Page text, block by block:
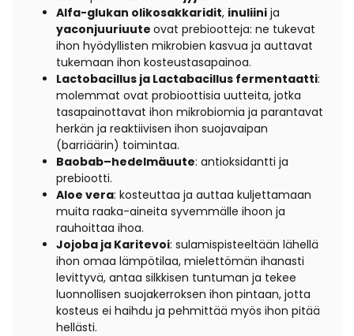
Alfa-glukan olikosakkaridit, inuliini ja
yaconjuuriuute ovat prebiootteja: ne tukevat
ihon hyödyllisten mikrobien kasvua ja auttavat
tukemaan ihon kosteustasapainoa.
Lactobacillus ja Lactabacillus fermentaatti:
molemmat ovat probioottisia uutteita, jotka
tasapainottavat ihon mikrobiomia ja parantavat
herkän ja reaktiivisen ihon suojavaipan
(barriäärin) toimintaa.
Baobab–hedelmäuute: antioksidantti ja
prebiootti.
Aloe vera: kosteuttaa ja auttaa kuljettamaan
muita raaka-aineita syvemmälle ihoon ja
rauhoittaa ihoa.
Jojoba ja Karitevoi: sulamispisteeltään lähellä
ihon omaa lämpötilaa, mielettömän ihanasti
levittyvä, antaa silkkisen tuntuman ja tekee
luonnollisen suojakerroksen ihon pintaan, jotta
kosteus ei haihdu ja pehmittää myös ihon pitää
hellästi.